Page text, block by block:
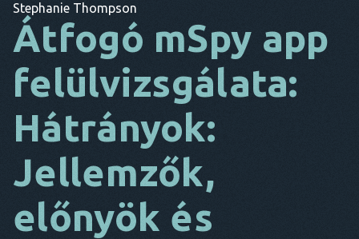
CS
DA
FR
Stephanie Thompson
Átfogó mSpy app
felülvizsgálata:
Hátrányok:
Jellemzők,
előnyök és